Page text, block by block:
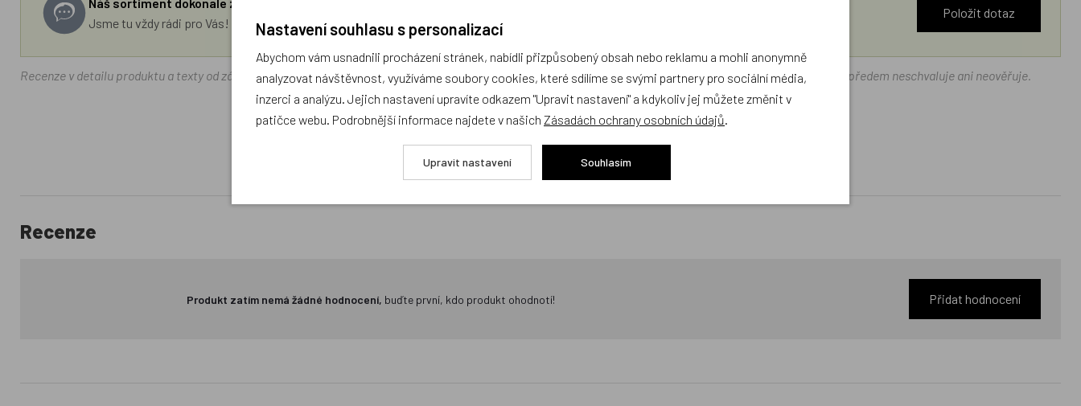
Jsme tu vždy rádi pro Vás! Váš rodinný obchod Dráček.cz
Položit dotaz
Recenze v detailu produktu a texty od zákazníků v poradně odrážejí výhradně názory a stanoviska zákazníků. Provozovatel e-shopu Dráček.cz texty zákazníků předem neschvaluje ani neověřuje.
Zatím zde nejsou žádné dotazy. Buďte první, kdo se zeptá!
Recenze
Produkt zatím nemá žádné hodnocení, buďte první, kdo produkt ohodnotí! Přidat hodnocení
Nastavení souhlasu s personalizací
Abychom vám usnadnili procházení stránek, nabídli přizpůsobený obsah nebo reklamu a mohli anonymně
analyzovat návštěvnost, využíváme soubory cookies, které sdílíme se svými partnery pro sociální média,
inzerci a analýzu. Jejich nastavení upravíte odkazem "Upravit nastavení" a kdykoliv jej můžete změnit v
patičce webu. Podrobnější informace najdete v našich Zásadách ochrany osobních údajů
Upravit nastavení Souhlasím